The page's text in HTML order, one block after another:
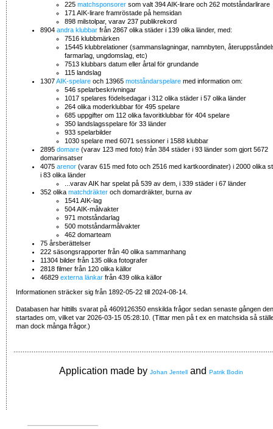
225 matchsponsorer som valt 394 AIK-lirare och 262 motståndarlirare
171 AIK-lirare framröstade på hemsidan
898 milstolpar, varav 237 publikrekord
8904 andra klubbar från 2867 olika städer i 139 olika länder, med:
7516 klubbmärken
15445 klubbrelationer (sammanslagningar, namnbyten,
farmarlag, ungdomslag, etc)
7513 klubbars datum eller årtal för grundande
115 landslag
1307AIK-spelare och 13965 motståndarspelare med information om:
546 spelarbeskrivningar
1017 spelares födelsedagar i 312 olika städer i 57 olika länder
264 olika moderklubbar för 495 spelare
685 uppgifter om 112 olika favoritklubbar för 404 spelare
350 landslagsspelare för 33 länder
933 spelarbilder
1030 spelare med 6071 sessioner i 1588 klubbar
2895 domare (varav 123 med foto) från 384 städer i 93 länder som gjort 5672
domarinsatser
4075 arenor (varav 615 med foto och 2516 med kartkoordinater) i 2000 olika
i 83 olika länder
...varav AIK har spelat på 539 av dem, i 339 städer i 67 länder
352 olika matchdräkter och domardräkter, burna av
1541 AIK-lag
504 AIK-målvakter
971 motståndarlag
500 motståndarmålvakter
462 domarteam
75 årsberättelser
222 säsongsrapporter från 40 olika sammanhang
11304 bilder från 135 olika fotografer
2818 filmer från 120 olika källor
46829 externa länkar från 439 olika källor
Informationen sträcker sig från 1892-05-22 till 2024-08-14.
Databasen har hittills svarat på 4609126350 enskilda frågor sedan senaste gången den
startades om, vilket var 2026-03-15 05:28:10. (Tittar men på t ex en matchsida så
man dock många frågor.)
Application made by Johan Jentell and Patrik Bodin